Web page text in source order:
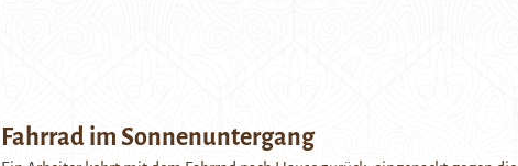
Fahrrad im Sonnenuntergang